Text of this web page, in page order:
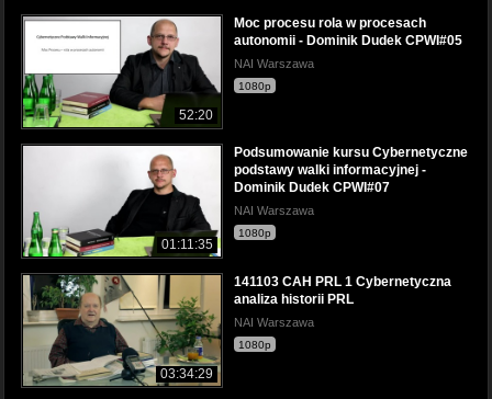
52:20
Moc procesu rola w procesach
autonomii - Dominik Dudek CPWI#05
NAI Warszawa
1080p
01:11:35
Podsumowanie kursu Cybernetyczne
podstawy walki informacyjnej -
Dominik Dudek CPWI#07
NAI Warszawa
1080p
03:34:29
141103 CAH PRL 1 Cybernetyczna
analiza historii PRL
NAI Warszawa
1080p